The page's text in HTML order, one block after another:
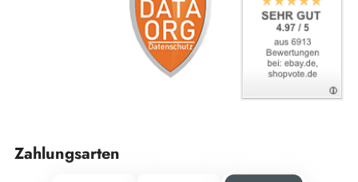
Zahlungsarten